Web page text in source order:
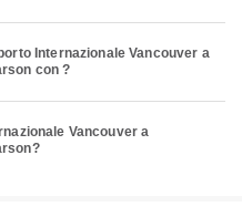
Internazionale Vancouver a
con ?
Vancouver a